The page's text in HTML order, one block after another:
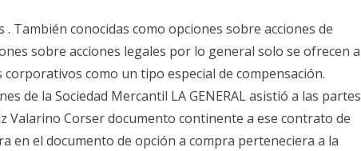
. También conocidas como opciones sobre acciones de
sobre acciones legales por lo general solo se ofrecen a
corporativos como un tipo especial de compensación.
de la Sociedad Mercantil LA GENERAL asistió a las partes
Valarino Corser documento continente a ese contrato de
en el documento de opción a compra perteneciera a la